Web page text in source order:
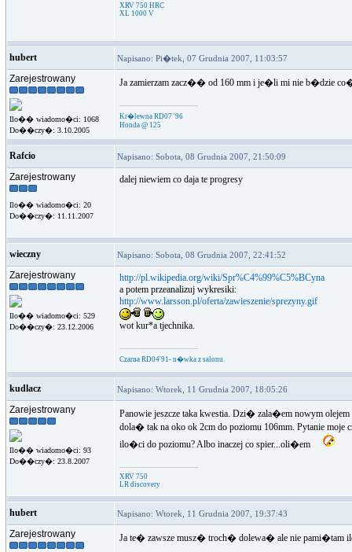
XRV 750 HRC
XL 1000 V
hubert Napisano: Pi�tek, 07 Grudnia 2007, 11:03:57
Zarejestrowany
Ilo�� wiadomo�ci: 1068
Do��czy�: 3.10.2005
Ja zamierzam zacz�� od 160 mm i je�li mi nie b�dzie
Kr�lewna RD07 '96
Honda @ 125
Rafcio Napisano: Sobota, 08 Grudnia 2007, 21:50:09
Zarejestrowany
Ilo�� wiadomo�ci: 20
Do��czy�: 11.11.2007
dalej niewiem co daja te progresy
wieczny Napisano: Sobota, 08 Grudnia 2007, 22:41:52
Zarejestrowany
Ilo�� wiadomo�ci: 529
Do��czy�: 23.12.2006
http://pl.wikipedia.org/wiki/Spr%C4%99%C5%BCyna
a potem przeanalizuj wykresiki:
http://www.larsson.pl/oferta/zawieszenie/sprezyny.gif
wot kur*a tjechnika.
Czarna RD04'91- n�wka z salonu.
kudlacz Napisano: Wtorek, 11 Grudnia 2007, 18:05:26
Zarejestrowany
Ilo�� wiadomo�ci: 93
Do��czy�: 23.8.2007
Panowie jeszcze taka kwestia. Dzi� zala�em nowym
dola� tak na oko ok 2cm do poziomu 106mm. Pytanie
ilo�ci do poziomu? Albo inaczej co spier...oli�em
XRV 750
LR discovery
hubert Napisano: Wtorek, 11 Grudnia 2007, 19:37:43
Zarejestrowany
Ja te� zawsze musz� troch� dolewa� ale nie